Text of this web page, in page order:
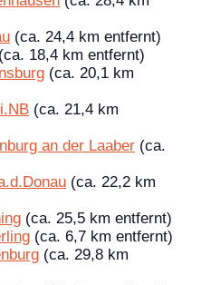
(ca. 24,4 km entfernt)
(ca. 18,4 km entfernt)
(ca. 20,1 km
(ca. 21,4 km
an der Laaber (ca.
(ca. 22,2 km
(ca. 25,5 km entfernt)
(ca. 6,7 km entfernt)
(ca. 29,8 km